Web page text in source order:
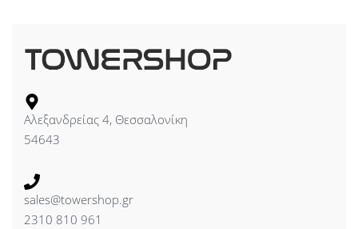
Αλεξανδρείας 4, Θεσσαλονίκη
54643
sales@towershop.gr
2310 810 961